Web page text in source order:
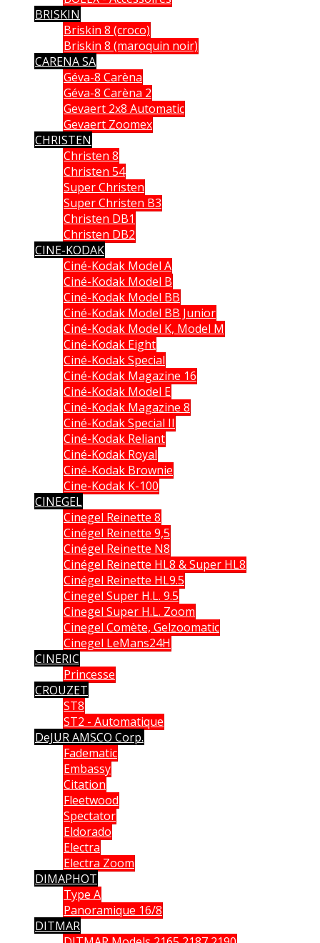
BRISKIN
Briskin 8 (croco)
Briskin 8 (maroquin noir)
CARENA SA
Géva-8 Carèna
Géva-8 Carèna 2
Gevaert 2x8 Automatic
Gevaert Zoomex
CHRISTEN
Christen 8
Christen 54
Super Christen
Super Christen B3
Christen DB1
Christen DB2
CINE-KODAK
Ciné-Kodak Model A
Ciné-Kodak Model B
Ciné-Kodak Model BB
Ciné-Kodak Model BB Junior
Ciné-Kodak Model K, Model M
Ciné-Kodak Eight
Ciné-Kodak Special
Ciné-Kodak Magazine 16
Ciné-Kodak Model E
Ciné-Kodak Magazine 8
Ciné-Kodak Special II
Ciné-Kodak Reliant
Ciné-Kodak Royal
Ciné-Kodak Brownie
Cine-Kodak K-100
CINEGEL
Cinegel Reinette 8
Cinégel Reinette 9,5
Cinégel Reinette N8
Cinégel Reinette HL8 & Super HL8
Cinégel Reinette HL9.5
Cinegel Super H.L. 9.5
Cinegel Super H.L. Zoom
Cinegel Comète, Gelzoomatic
Cinegel LeMans24H
CINERIC
Princesse
CROUZET
ST8
ST2 - Automatique
DeJUR AMSCO Corp.
Fadematic
Embassy
Citation
Fleetwood
Spectator
Eldorado
Electra
Electra Zoom
DIMAPHOT
Type A
Panoramique 16/8
DITMAR